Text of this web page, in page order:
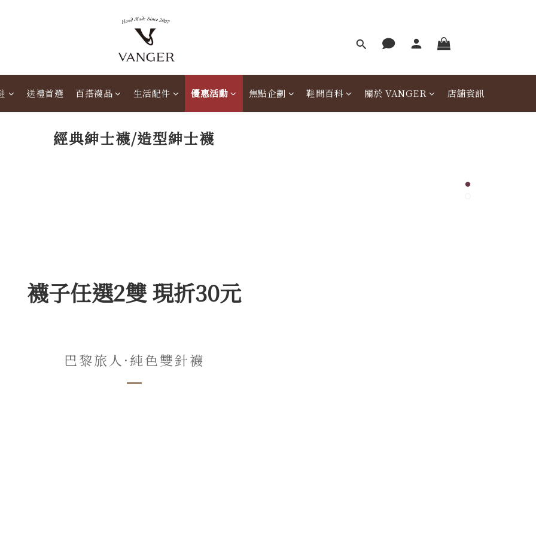
送禮首選 百搭襪品 生活配件 優惠活動 焦點企劃 鞋問百科 關於 VANGER 店舖資訊
經典紳士襪/造型紳士襪
襪子任選2雙 現折30元
巴黎旅人·純色雙針襪